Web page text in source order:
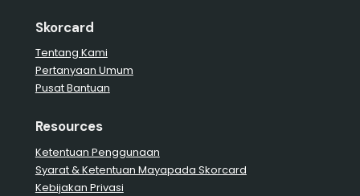
Skorcard
Tentang Kami
Pertanyaan Umum
Pusat Bantuan
Resources
Ketentuan Penggunaan
Syarat & Ketentuan Mayapada Skorcard
Kebijakan Privasi